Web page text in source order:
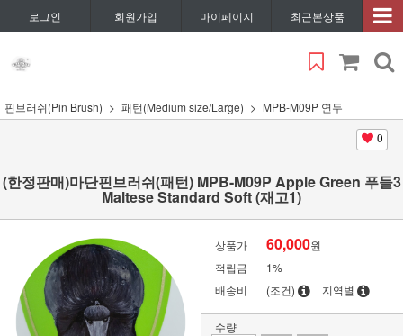
로그인 회원가입 마이페이지 최근본상품
핀브러쉬(Pin Brush) 패턴(Medium size/Large) MPB-M09P 연두
0
(한정판매)마단핀브러쉬(패턴) MPB-M09P Apple Green 푸들3
Maltese Standard Soft (재고1)
상품가 60,000원
적립금
1%
배송비
(조건) 지역별
수량